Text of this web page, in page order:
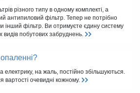
різного типу в одному комплекті, а
антипиловий фільтр. Тепер не потрібно
інший фільтр. Ви отримуєте єдину систему
видів побутових забруднень.
на жаль, постійно збільшуються.
вартості очевидні кожному.